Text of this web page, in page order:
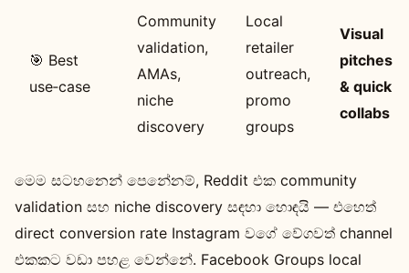
🎯 Best
use‑case
Community
validation,
AMAs,
niche
discovery
Local
retailer
outreach,
promo
groups
Visual
pitches
& quick
collabs
මෙම සටහනෙන් පෙනේනම්, Reddit එක community
validation සහ niche discovery සඳහා හොඳයි — එහෙත්
direct conversion rate Instagram වගේ වේගවත් channel
එකකට වඩා පහළ වෙන්නේ. Facebook Groups local